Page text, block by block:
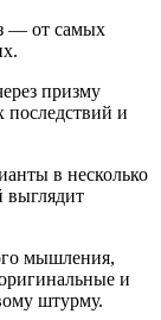
— от самых
призму
последствий и
в несколько
выглядит
мышления,
и
штурму.